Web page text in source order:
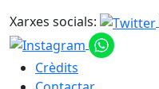
Xarxes socials:
Crèdits